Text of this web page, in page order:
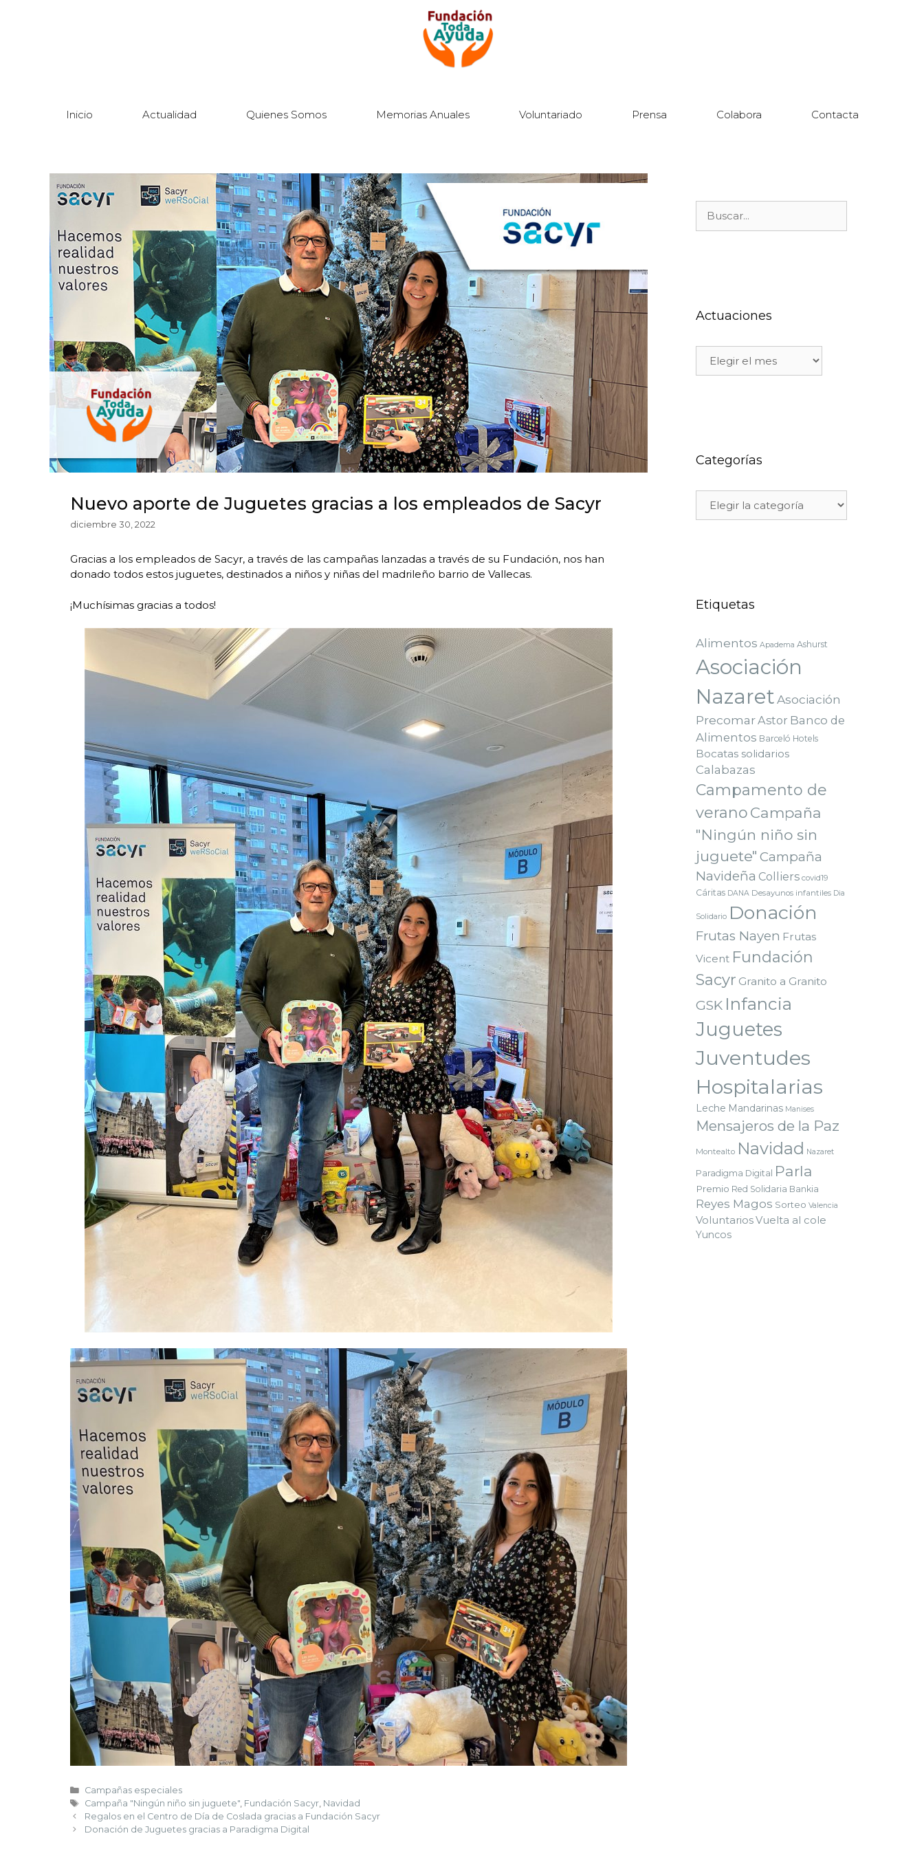
Inicio Actualidad Quienes Somos Memorias Anuales Voluntariado Prensa Colabora Contacta
Nuevo aporte de Juguetes gracias a los empleados de Sacyr
diciembre 30, 2022
Gracias a los empleados de Sacyr, a través de las campañas lanzadas a través de su Fundación, nos han
donado todos estos juguetes, destinados a niños y niñas del madrileño barrio de Vallecas.
¡Muchísimas gracias a todos!
Campañas especiales
Campaña "Ningún niño sin juguete", Fundación Sacyr, Navidad
Regalos en el Centro de Día de Coslada gracias a Fundación Sacyr
Donación de Juguetes gracias a Paradigma Digital
Actuaciones
Categorías
Etiquetas
Alimentos Apadema Ashurst
Asociación
NazaretAsociación
PrecomarAstor Banco de
Alimentos Barceló Hotels
Bocatas solidarios
Calabazas
Campamento de
verano Campaña
"Ningún niño sin
juguete" Campaña
Navideña Colliers covid19
Cáritas DANA Desayunos infantiles Dia
Solidario Donación
Frutas Nayen Frutas
Vicent Fundación
Sacyr Granito a Granito
GSK Infancia
Juguetes
Juventudes
Hospitalarias
Leche Mandarinas Manises
Mensajeros de la Paz
Montealto Navidad Nazaret
Paradigma Digital Parla
Premio Red Solidaria Bankia
Reyes Magos Sorteo Valencia
VoluntariosVuelta al cole
Yuncos